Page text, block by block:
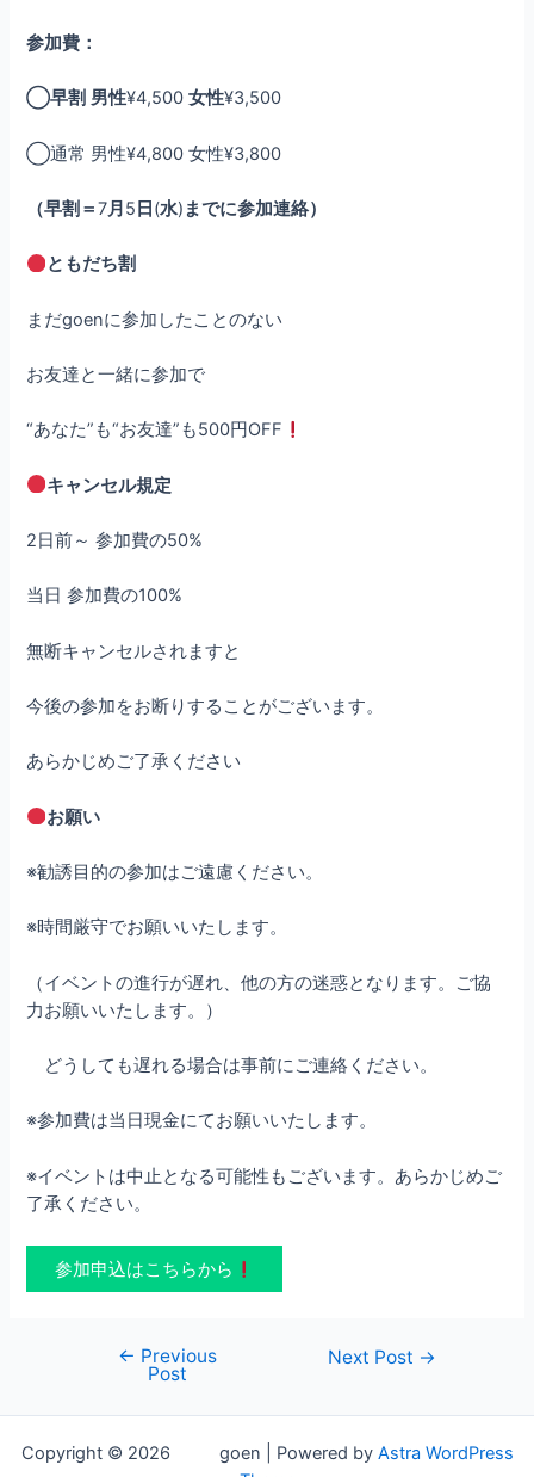
参加費：
◯早割 男性¥4,500女性¥3,500
◯通常 男性¥4,800 女性¥3,800
（早割＝7月 5 日 (水) までに参加連絡）
ともだち割
まだgoenに参加したことのない
お友達と一緒に参加で
“あなた”も“お友達”も500円OFF
キャンセル規定
2日前～ 参加費の50%
当日 参加費の100%
無断キャンセルされますと
今後の参加をお断りすることがございます。
あらかじめご了承ください
お願い
※勧誘目的の参加はご遠慮ください。
※時間厳守でお願いいたします。
（イベントの進行が遅れ、他の方の迷惑となります。ご協
力お願いいたします。）
どうしても遅れる場合は事前にご連絡ください。
※参加費は当日現金にてお願いいたします。
※イベントは中止となる可能性もございます。あらかじめご
了承ください。
参加申込はこちらから
navigation
← Previous
Post
Next Post →
Copyright © 2026 goen | Powered by Astra WordPress